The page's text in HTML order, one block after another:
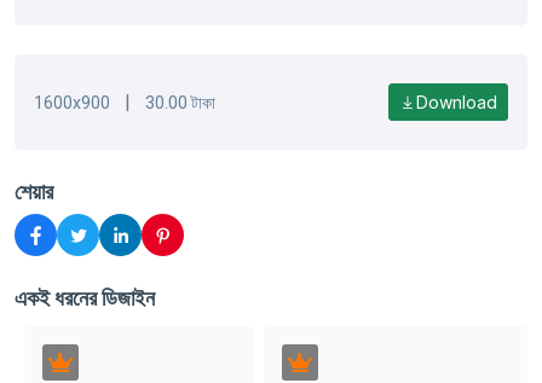
1600x900 | 30.00 টাকা Download
শেয়ার
একই ধরনের ডিজাইন